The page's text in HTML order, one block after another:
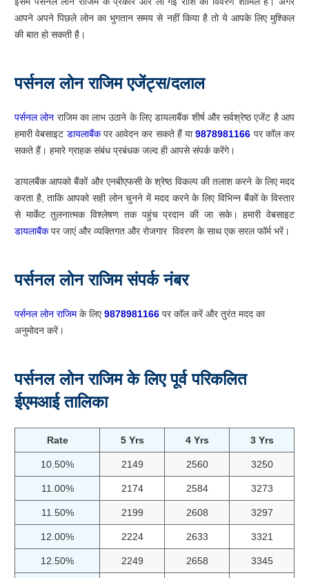
आपने अपने पिछले लोन का भुगतान समय से नहीं किया है तो ये आपके लिए मुश्किल
की बात हो सकती है।
पर्सनल लोन राजिम एजेंट्स/दलाल
पर्सनल लोन राजिम का लाभ उठाने के लिए डायलाबैंक शीर्ष और सर्वश्रेष्ठ एजेंट है आप
हमारी वेबसाइट डायलाबैंकपर आवेदन कर सकते हैं या9878981166 पर कॉल कर
सकते हैं। हमारे ग्राहक संबंध प्रबंधक जल्द ही आपसे संपर्क करेंगे।
डायलबैंक आपको बैंकों और एनबीएफसी के श्रेष्ठ विकल्प की तलाश करने के लिए मदद
करता है, ताकि आपको सही लोन चुनने में मदद करने के लिए विभिन्न बैंकों के विस्तार
से मार्केट तुलनात्मक विश्लेषण तक पहुंच प्रदान की जा सके। हमारी वेबसाइट
डायलाबैंकपर जाएं और व्यक्तिगत और रोजगार विवरण के साथ एक सरल फॉर्म भरें।
पर्सनल लोन राजिम संपर्क नंबर
पर्सनल लोन राजिमके लिए9878981166 पर कॉल करें और तुरंत मदद का
अनुमोदन करें।
पर्सनल लोन राजिम के लिए पूर्व परिकलित
ईएमआई तालिका
Rate 5 Yrs 4 Yrs 3 Yrs
10.50% 2149 2560 3250
11.00% 2174 2584 3273
11.50% 2199 2608 3297
12.00% 2224 2633 3321
12.50% 2249 2658 3345